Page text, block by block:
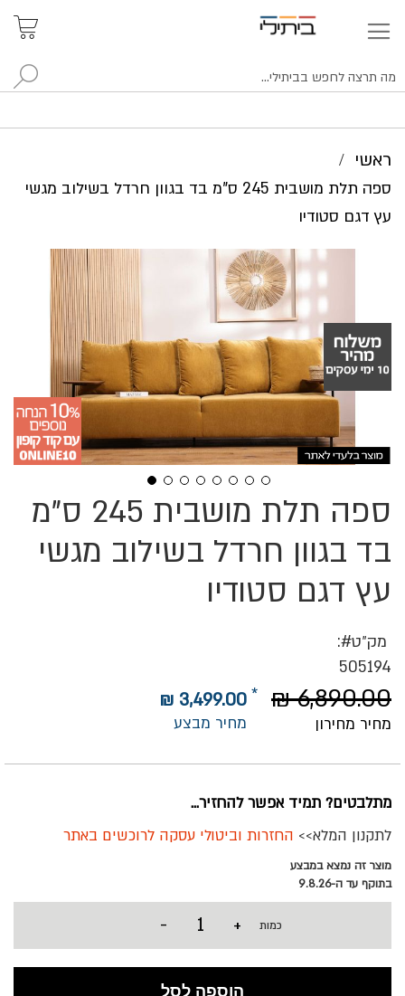
ראשי
ספה תלת מושבית 245 ס"מ בד בגוון חרדל בשילוב מגשי
עץ דגם סטודיו
ספה תלת מושבית 245 ס"מ
בד בגוון חרדל בשילוב מגשי
עץ דגם סטודיו
מק״ט
505194
מחיר מבצע
3,499.00 ₪
מחיר מחירון
6,890.00 ₪
מתלבטים? תמיד אפשר להחזיר...
לתקנון המלא>> החזרות וביטולי עסקה לרוכשים באתר
מוצר זה נמצא במבצע
בתוקף עד ה-9.8.26
כמות +
-
הוספה לסל
לדלג
להתחלה